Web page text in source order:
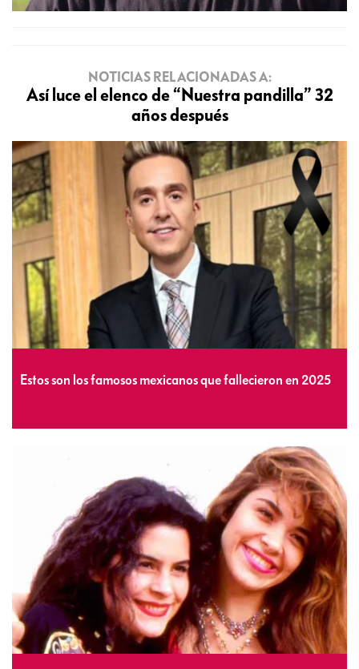
NOTICIAS RELACIONADAS A:
Así luce el elenco de “Nuestra pandilla” 32
años después
Estos son los famosos mexicanos que fallecieron en 2025